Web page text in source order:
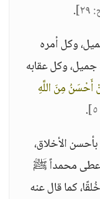
.
وكل أمره
وكل عقابه
أَحْسَنُ مِنَ اللَّهِ
.
الأخلاق،
محمداً ﷺ
كما قال عنه